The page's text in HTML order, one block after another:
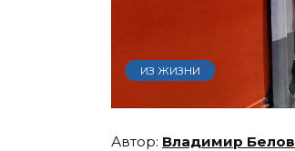
ИЗ ЖИЗНИ
Владимир Белов